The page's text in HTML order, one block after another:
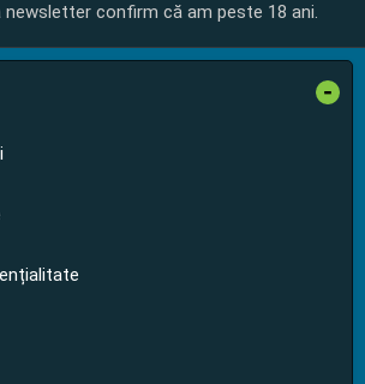
newsletter confirm că am peste 18 ani.
-